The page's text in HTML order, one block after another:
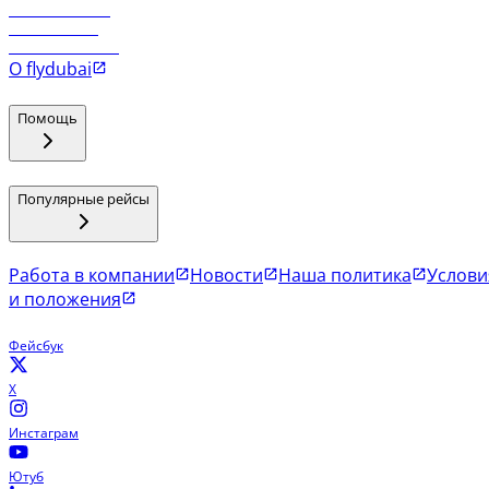
О flydubai
Помощь
Популярные рейсы
Работа в компании Новости Наша политика
и положения
Фейсбук
X
Инстаграм
Ютуб